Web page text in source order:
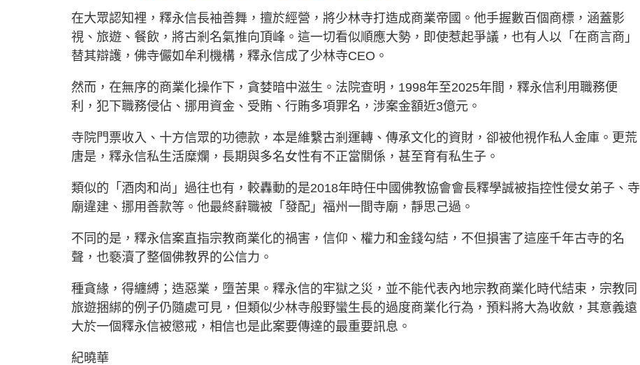
在大眾認知裡，釋永信長袖善舞，擅於經營，將少林寺打造成商業帝國。他手握數百個商標，涵蓋影
視、旅遊、餐飲，將古剎名氣推向頂峰。這一切看似順應大勢，即使惹起爭議，也有人以「在商言商」
替其辯護，佛寺儼如牟利機構，釋永信成了少林寺CEO。
然而，在無序的商業化操作下，貪婪暗中滋生。法院查明，1998年至2025年間，釋永信利用職務便
利，犯下職務侵佔、挪用資金、受賄、行賄多項罪名，涉案金額近3億元。
寺院門票收入、十方信眾的功德款，本是維繫古剎運轉、傳承文化的資財，卻被他視作私人金庫。更荒
唐是，釋永信私生活糜爛，長期與多名女性有不正當關係，甚至育有私生子。
類似的「酒肉和尚」過往也有，較轟動的是2018年時任中國佛教協會會長釋學誠被指控性侵女弟子、寺
廟違建、挪用善款等。他最終辭職被「發配」福州一間寺廟，靜思己過。
不同的是，釋永信案直指宗教商業化的禍害，信仰、權力和金錢勾結，不但損害了這座千年古寺的名
聲，也褻瀆了整個佛教界的公信力。
種貪緣，得纏縛；造惡業，墮苦果。釋永信的牢獄之災，並不能代表內地宗教商業化時代結束，宗教同
旅遊捆綁的例子仍隨處可見，但類似少林寺般野蠻生長的過度商業化行為，預料將大為收斂，其意義遠
大於一個釋永信被懲戒，相信也是此案要傳達的最重要訊息。
紀曉華